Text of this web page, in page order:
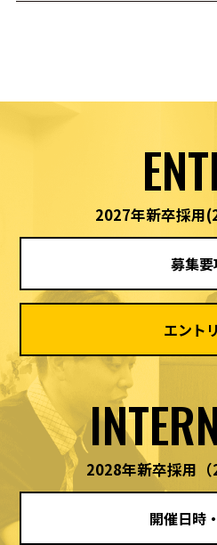
2027年新卒採用
募集要
エント
2028年新卒採用
開催日時